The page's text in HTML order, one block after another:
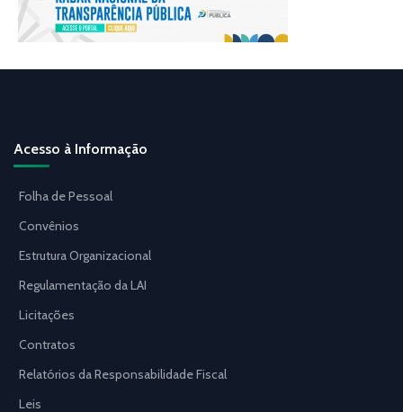
Acesso à Informação
Folha de Pessoal
Convênios
Estrutura Organizacional
Regulamentação da LAI
Licitações
Contratos
Relatórios da Responsabilidade Fiscal
Leis